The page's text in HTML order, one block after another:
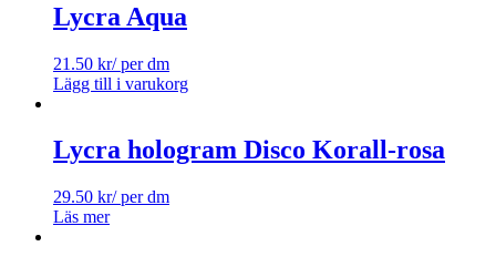
Lycra Aqua
21.50 kr/ per dm
Lägg till i varukorg
Lycra hologram Disco Korall-rosa
29.50 kr/ per dm
Läs mer